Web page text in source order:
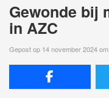
Gewonde bij
in AZC
Gepost op 14 november 2024